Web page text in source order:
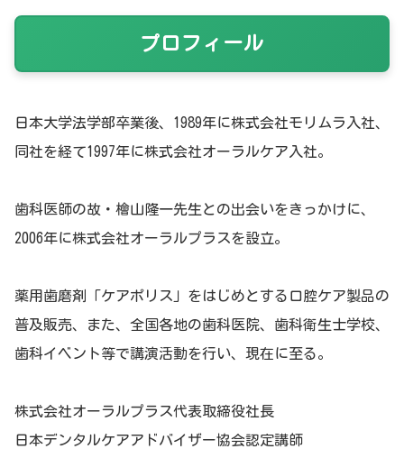
プロフィール
日本大学法学部卒業後、1989年に株式会社モリムラ入社、
同社を経て1997年に株式会社オーラルケア入社。
歯科医師の故・檜山隆一先生との出会いをきっかけに、
2006年に株式会社オーラルプラスを設立。
薬用歯磨剤「ケアポリス」をはじめとする口腔ケア製品の
普及販売、また、全国各地の歯科医院、歯科衛生士学校、
歯科イベント等で講演活動を行い、現在に至る。
株式会社オーラルプラス代表取締役社長
日本デンタルケアアドバイザー協会認定講師